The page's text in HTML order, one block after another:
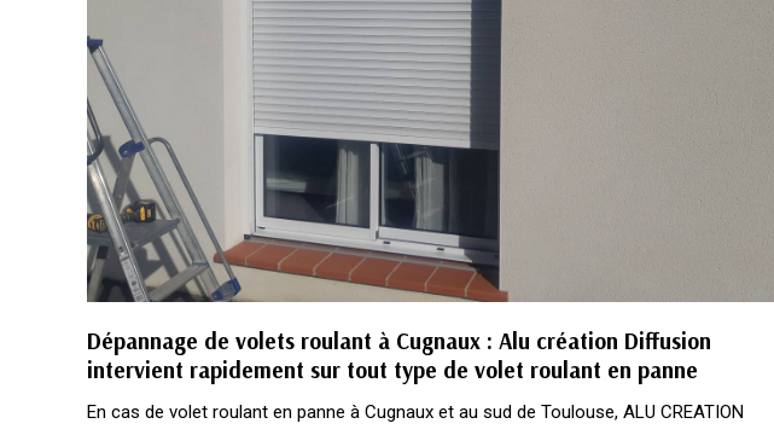
Dépannage de volets roulant à Cugnaux : Alu création Diffusion
intervient rapidement sur tout type de volet roulant en panne
En cas de volet roulant en panne à Cugnaux et au sud de Toulouse, ALU CREATION